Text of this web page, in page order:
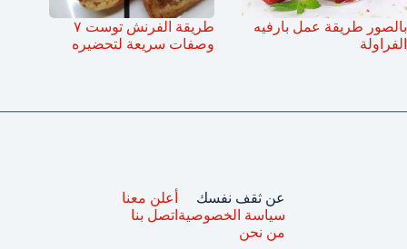
بالصور طريقة عمل بارفيه
الفراولة
طريقة الفرنش توست ٧
وصفات سريعة لتحضيره
عن ثقف نفسك
سياسة الخصوصية
من نحن
أعلن معنا
اتصل بنا